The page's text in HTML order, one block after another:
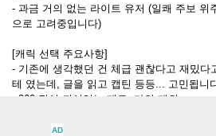
- 과금 거의 없는 라이트 유저 (일쾌 주보 위
으로 고려중입니다)
[캐릭 선택 주요사항]
- 기존에 생각했던 건 체급 괜찮다고 재밌다
테 였는데, 글을 읽고 캡틴 등등... 고민됩니
- 260 작이 되어있는 제로, 카인 제외
겠지만, 제로가 애정이 많은 캐릭이라 꾸준
AD